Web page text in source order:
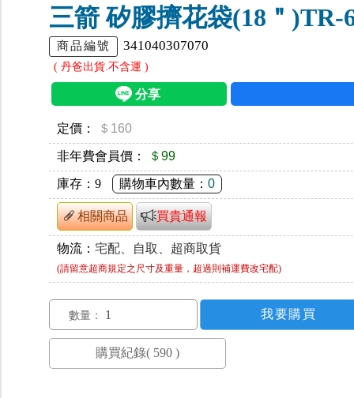
三箭 矽膠擠花袋(18＂)TR-
商品編號 341040307070
( 丹爸出貨.不含運 )
定價： ＄160
非年費會員價： ＄99
庫存：9 購物車內數量：0
相關商品 買貴通報
物流：宅配、自取、超商取貨
(請留意超商規定之尺寸及重量，超過則補運費改宅配)
數量：